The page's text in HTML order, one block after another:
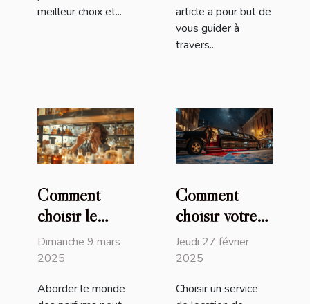
meilleur choix et...
article a pour but de
vous guider à
travers...
Comment
choisir le
parfum parfait
pour chaque
Dimanche 9 mars
2025
Aborder le monde
Comment
choisir votre
service de
location de
un événement
Jeudi 27 février
2025
Choisir un service